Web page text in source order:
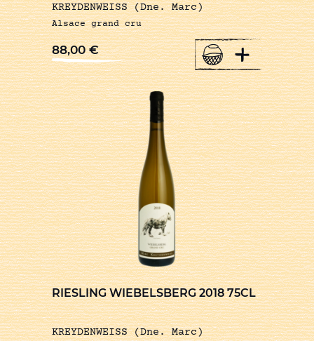
KREYDENWEISS (Dne. Marc)
Alsace grand cru
88,00€ +
RIESLING WIEBELSBERG 2018 75CL
KREYDENWEISS (Dne. Marc)